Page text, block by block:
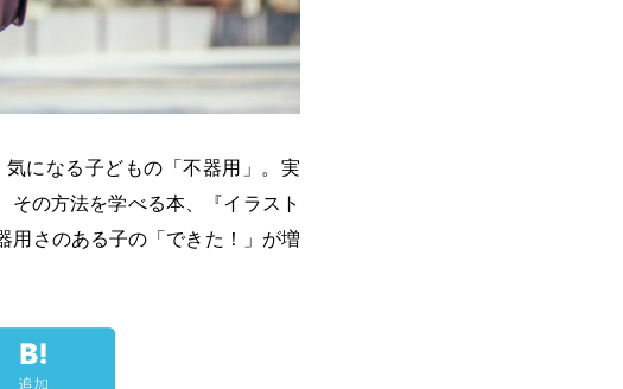
になる子どもの「不器用」。実
の方法を学べる本、『イラスト
さのある子の「できた！」が増